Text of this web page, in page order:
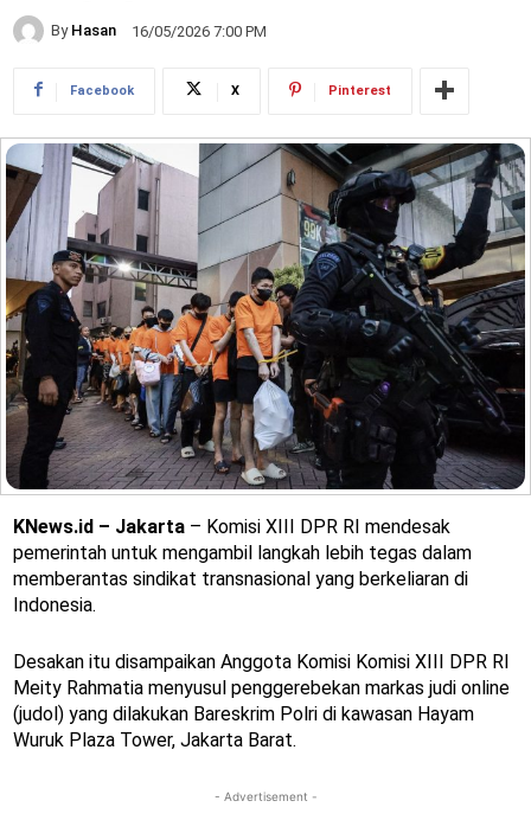
By Hasan 16/05/2026 7:00 PM
Facebook X Pinterest
KNews.id – Jakarta – Komisi XIII DPR RI mendesak
pemerintah untuk mengambil langkah lebih tegas dalam
memberantas sindikat transnasional yang berkeliaran di
Indonesia.
Desakan itu disampaikan Anggota Komisi Komisi XIII DPR RI
Meity Rahmatia menyusul penggerebekan markas judi online
(judol) yang dilakukan Bareskrim Polri di kawasan Hayam
Wuruk Plaza Tower, Jakarta Barat.
- Advertisement -